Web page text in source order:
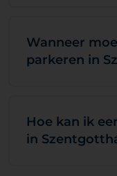
Wanneer
parkeren in
Hoe kan ik
in